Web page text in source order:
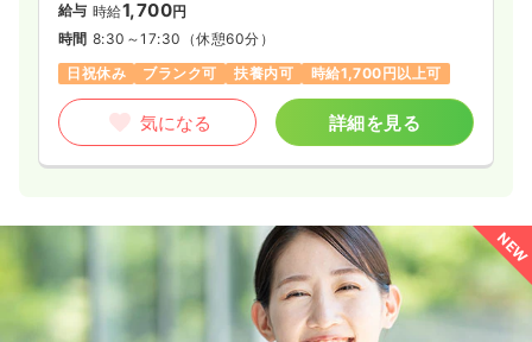
給与 時給1,700円
時間 8:30～17:30 （休憩60分）
日祝休み
ブランク可 扶養内可 時給1,700円以上可
気になる 詳細を見る
NEW